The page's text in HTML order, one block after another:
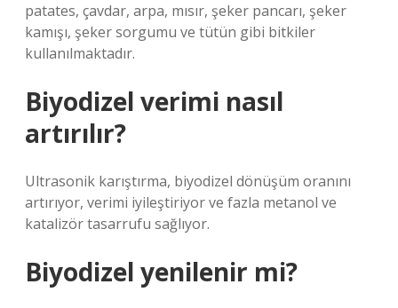
patates, çavdar, arpa, mısır, şeker pancarı, şeker
kamışı, şeker sorgumu ve tütün gibi bitkiler
kullanılmaktadır.
Biyodizel verimi nasıl
artırılır?
Ultrasonik karıştırma, biyodizel dönüşüm oranını
artırıyor, verimi iyileştiriyor ve fazla metanol ve
katalizör tasarrufu sağlıyor.
Biyodizel yenilenir mi?